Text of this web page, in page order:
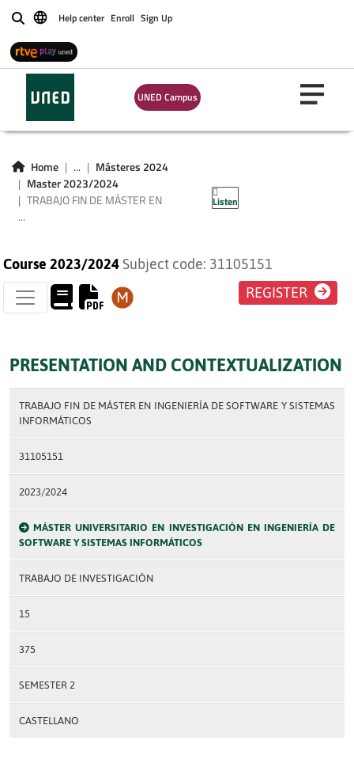
BuscarHelp center Enroll Sign Up
UNED Campus
Home ...
Másteres 2024
Master 2023/2024
TRABAJO FIN DE MÁSTER EN
...
Listen
TRABAJO FIN DE
MÁSTER EN
INGENIERÍA DE
SOFTWARE Y
SISTEMAS
INFORMÁTICOS
Course 2023/2024 Subject code: 31105151
REGISTER
PRESENTATION AND CONTEXTUALIZATION
TRABAJO FIN DE MÁSTER EN INGENIERÍA DE SOFTWARE Y SISTEMAS
INFORMÁTICOS
31105151
2023/2024
MÁSTER UNIVERSITARIO EN INVESTIGACIÓN EN INGENIERÍA DE
SOFTWARE Y SISTEMAS INFORMÁTICOS
TRABAJO DE INVESTIGACIÓN
15
375
SEMESTER 2
CASTELLANO